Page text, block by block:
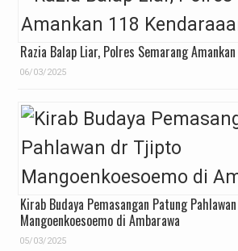
Razia Balap Liar, Polres Semarang
06/03/2025
Kirab Budaya Pemasangan Patung
Mangoenkoesoemo di Ambarawa
05/03/2025